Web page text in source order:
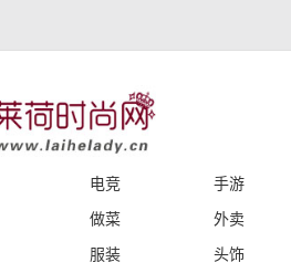
电竞
手游
做菜
外卖
服装
头饰